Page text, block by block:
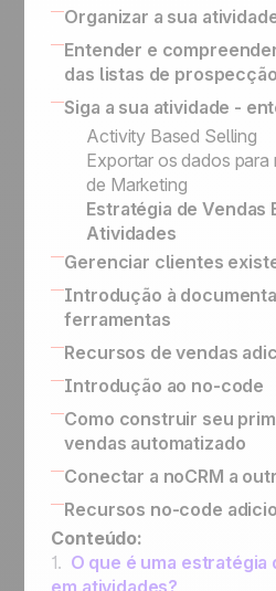
Gestão de Leads: Como
Prospects, Leads e
Ferramenta de
Right Sales Process
A importancia de
Definir informação
Status vs. Etapa de
Listas de Prospecção,
Prospects vs. Leads
Nossa filosofia
Academia noCRM
Organizar a sua
16 CRM Features
LinkedIn para vendas:
converter prospects
Acompanhar os seus
Cco
Entender e
das listas de prospecção
Guia sobre como criar
qualificação perfeito
Scanner de cartão de
Outbound Engine
Transforme uma linha
após qualificação
Como Organizar sua
Siga a sua atividade -
Activity Based Selling
Exportar os dados
de Marketing
Estratégia de Vendas
Atividades
Gerenciar clientes
Como gerenciar upsells
versus processo pós-
Fazer o seguimento
Introdução à
ferramentas
Ferramentas no-code
conectar seu sistema
API simplificada para a
processos
Gatilhos e ações no-
Recursos de vendas
SPIN Selling
Sales Expert Directory
Introdução ao no-code
Plataformas no-code
Como construir seu
vendas automatizado
Usar o Butler para
Conectar o noCRM ao
Como construir uma
de e-mail completa
Designar um lead,
Conectar a noCRM a
Connect Information
Conectar a noCRM a
Recursos no-code
Conteúdo:
1. O que é uma estratégia
em atividades?